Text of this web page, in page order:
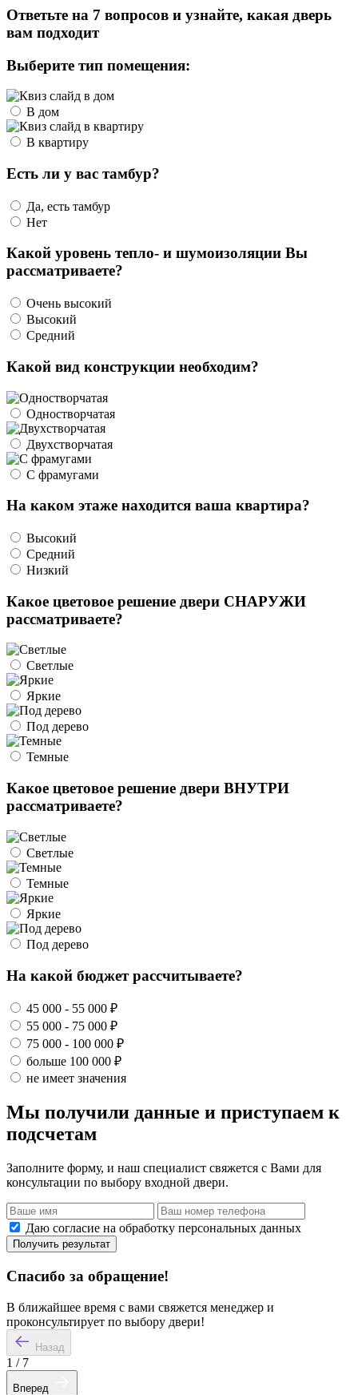
Ответьте на 7 вопросов и узнайте, какая дверь
вам подходит
Выберите тип помещения:
В дом
В квартиру
Есть ли у вас тамбур?
Да, есть тамбур
Нет
Какой уровень тепло- и шумоизоляции Вы
рассматриваете?
Очень высокий
Высокий
Средний
Какой вид конструкции необходим?
Одностворчатая
Двухстворчатая
С фрамугами
На каком этаже находится ваша квартира?
Высокий
Средний
Низкий
Какое цветовое решение двери СНАРУЖИ
рассматриваете?
Светлые
Яркие
Под дерево
Темные
Какое цветовое решение двери ВНУТРИ
рассматриваете?
Светлые
Темные
Яркие
Под дерево
На какой бюджет рассчитываете?
45 000 - 55 000 ₽
55 000 - 75 000 ₽
75 000 - 100 000 ₽
больше 100 000 ₽
не имеет значения
Мы получили данные и приступаем к
подсчетам
Заполните форму, и наш специалист свяжется с Вами для
консультации по выбору входной двери.
Даю согласие на обработку персональных данных
Получить результат
Спасибо за обращение!
В ближайшее время с вами свяжется менеджер и
проконсультирует по выбору двери!
Назад
1 / 7
Вперед